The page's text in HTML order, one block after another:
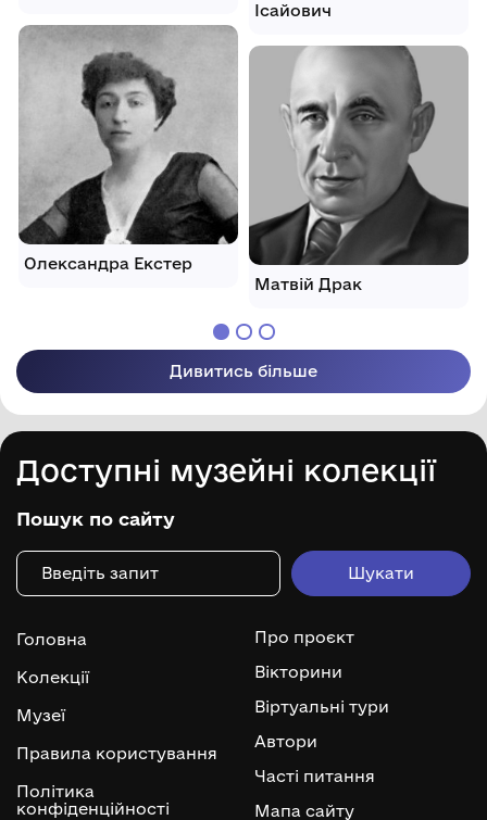
Олександра Екстер
Ісайович
Матвій Драк
Дивитись більше
Доступні музейні колекції
Пошук по сайту
Головна
Колекції
Музеї
Правила користування
Політика
конфіденційності
Про проєкт
Вікторини
Віртуальні тури
Автори
Часті питання
Мапа сайту